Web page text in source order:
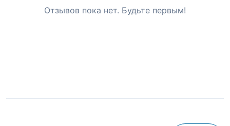
Отзывов пока нет. Будьте первым!